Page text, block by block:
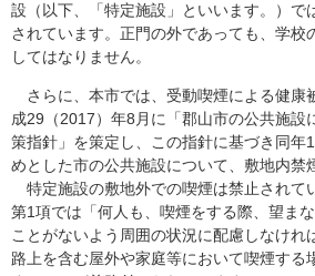
設（以下、「特定施設」といいます。）で
されています。正門の外であっても、学校
してはなりません。
さらに、本市では、受動喫煙による健康
成29（2017）年8月に「郡山市の公共施設
策指針」を策定し、この指針に基づき同年
めとした市の公共施設について、敷地内禁
特定施設の敷地外での喫煙は禁止されて
第1項では「何人も、喫煙をする際、望ま
ことがないよう周囲の状況に配慮しなけれ
路上を含む屋外や家庭等において喫煙する